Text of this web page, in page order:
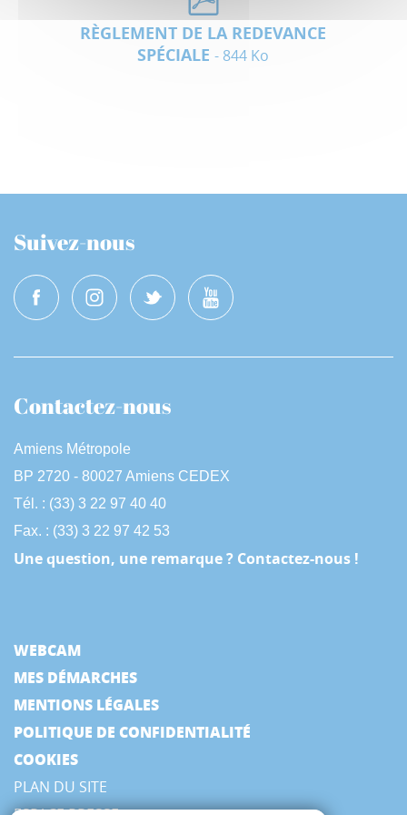
RÈGLEMENT DE LA REDEVANCE
SPÉCIALE- 844 Ko
Suivez-nous
Contactez-nous
Amiens Métropole
BP 2720 - 80027 Amiens CEDEX
Tél. : (33) 3 22 97 40 40
Fax. : (33) 3 22 97 42 53
Une question, une remarque ? Contactez-nous !
WEBCAM
MES DÉMARCHES
MENTIONS LÉGALES
POLITIQUE DE CONFIDENTIALITÉ
COOKIES
PLAN DU SITE